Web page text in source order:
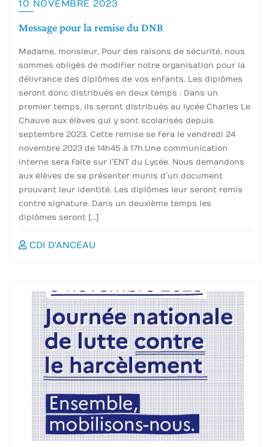
10 NOVEMBRE 2023
Message pour la remise du DNB
Madame, monsieur, Pour des raisons de sécurité, nous
sommes obligés de modifier notre organisation pour la
délivrance des diplômes de vos enfants. Les diplômes
seront donc distribués en deux temps : Dans un
premier temps, ils seront distribués au lycée Charles Le
Chauve aux élèves qui y sont scolarisés depuis
septembre 2023. Cette remise se fera le vendredi 24
novembre 2023 de 14h45 à 17h.Une communication
interne sera faite sur l’ENT du Lycée. Nous demandons
aux élèves de se présenter munis d’un document
prouvant leur identité. Les diplômes leur seront remis
contre signature. Dans un deuxième temps les
diplômes seront […]
CDI D'ANCEAU